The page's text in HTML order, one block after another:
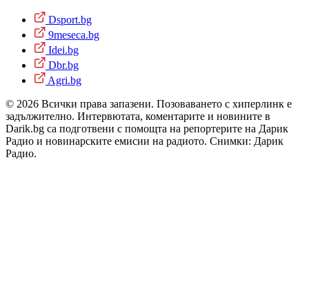
Dsport.bg
9meseca.bg
Idei.bg
Dbr.bg
Agri.bg
© 2026 Всички права запазени. Позоваването с хиперлинк е
задължително. Интервютата, коментарите и новините в
Darik.bg са подготвени с помощта на репортерите на Дарик
Радио и новинарските емисии на радиото. Снимки: Дарик
Радио.